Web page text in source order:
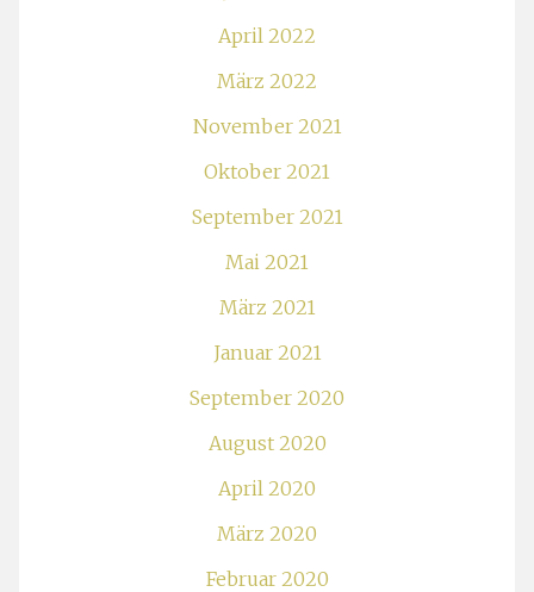
April 2022
März 2022
November 2021
Oktober 2021
September 2021
Mai 2021
März 2021
Januar 2021
September 2020
August 2020
April 2020
März 2020
Februar 2020